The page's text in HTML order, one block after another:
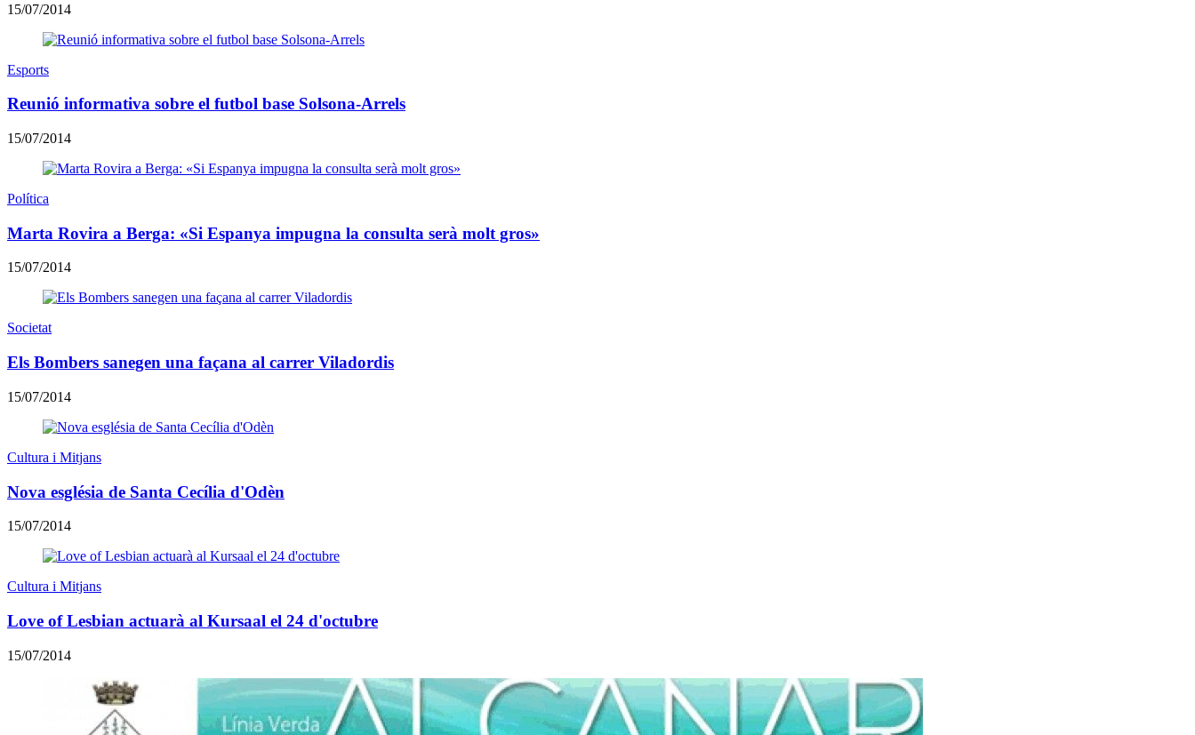
15/07/2014
Esports
Reunió informativa sobre el futbol base Solsona-Arrels
15/07/2014
Política
Marta Rovira a Berga: «Si Espanya impugna la consulta serà molt gros»
15/07/2014
Societat
Els Bombers sanegen una façana al carrer Viladordis
15/07/2014
Cultura i Mitjans
Nova església de Santa Cecília d'Odèn
15/07/2014
Cultura i Mitjans
Love of Lesbian actuarà al Kursaal el 24 d'octubre
15/07/2014